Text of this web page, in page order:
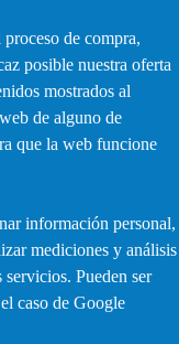
de compra,
posible nuestra oferta
mostrados al
de alguno de
que la web funcione
información personal,
mediciones y análisis
Pueden ser
caso de Google